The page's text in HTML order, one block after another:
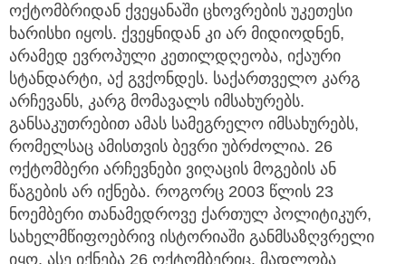
ოქტომბრიდან ქვეყანაში ცხოვრების უკეთესი
ხარისხი იყოს. ქვეყნიდან კი არ მიდიოდნენ,
არამედ ევროპული კეთილდღეობა, იქაური
სტანდარტი, აქ გვქონდეს. საქართველო კარგ
არჩევანს, კარგ მომავალს იმსახურებს.
განსაკუთრებით ამას სამეგრელო იმსახურებს,
რომელსაც ამისთვის ბევრი უბრძოლია. 26
ოქტომბერი არჩევნები ვიღაცის მოგების ან
წაგების არ იქნება. როგორც 2003 წლის 23
ნოემბერი თანამედროვე ქართულ პოლიტიკურ,
სახელმწიფოებრივ ისტორიაში განმსაზღვრელი
იყო, ასე იქნება 26 ოქტომბერიც. მადლობა